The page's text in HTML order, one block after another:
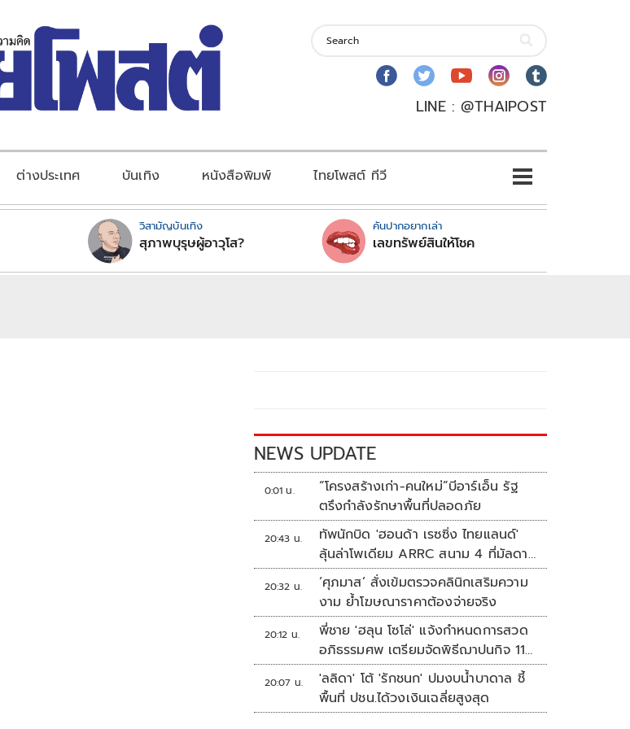
LINE : @THAIPOST
ต่างประเทศ บันเทิง หนังสือพิมพ์ ไทยโพสต์ ทีวี
วิสามัญบันเทิง
สุภาพบุรุษผู้อาวุโส?
คันปากอยากเล่า
เลขทรัพย์สินให้โชค
NEWS UPDATE
0:01 น.
“โครงสร้างเก่า-คนใหม่”บีอาร์เอ็น รัฐ
ตรึงกำลังรักษาพื้นที่ปลอดภัย
20:43 น.
ทัพนักบิด 'ฮอนด้า เรซซิ่ง ไทยแลนด์'
ลุ้นล่าโพเดียม ARRC สนาม 4 ที่มัลดาลิ
กา
20:32 น.
‘ศุภมาส’ สั่งเข้มตรวจคลินิกเสริมความ
งาม ย้ำโฆษณาราคาต้องจ่ายจริง
20:12 น.
พี่ชาย 'ฮลุน โซโล่' แจ้งกำหนดการสวด
อภิธรรมศพ เตรียมจัดพิธีฌาปนกิจ 11
ส.ค.
20:07 น.
'ลลิดา' โต้ 'รักชนก' ปมงบน้ำบาดาล ชี้
พื้นที่ ปชน.ได้วงเงินเฉลี่ยสูงสุด